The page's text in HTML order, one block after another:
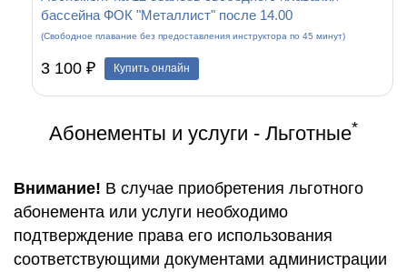
бассейна ФОК "Металлист" после 14.00
(Свободное плавание без предоставления инструктора по 45 минут)
3 100 ₽ Купить онлайн
Абонементы и услуги - Льготные*
Внимание! В случае приобретения льготного
абонемента или услуги необходимо
подтверждение права его использования
соответствующими документами администрации